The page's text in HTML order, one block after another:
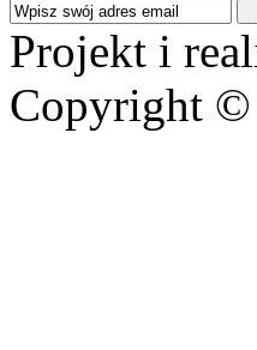
Projekt i
Copyright ©